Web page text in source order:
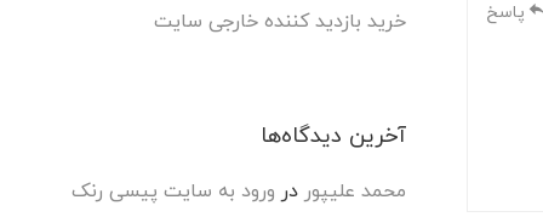
پاسخ خرید بازدید کننده خارجی سایت
آخرین دیدگاه‌ها
محمد علیپور در ورود به سایت پیسی رنک